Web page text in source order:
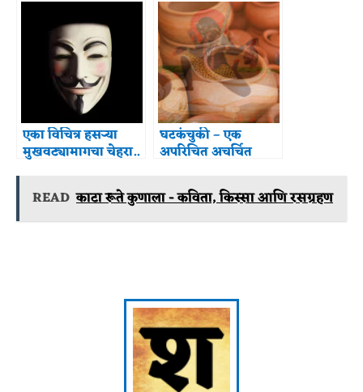
एका विचित्र हसऱ्या
मुखवट्यामागचा चेहरा..
घटकंचुकी – एक
अपरिचित अचर्चित
READ काटा रूते कुणाला - कविता, किस्सा आणि रसग्रहण